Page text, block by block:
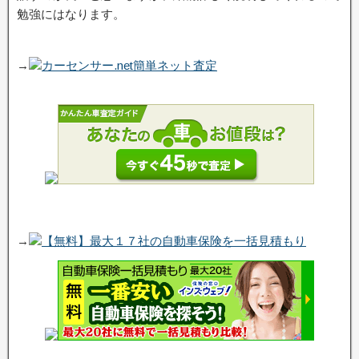
勉強にはなります。
→ カーセンサー.net簡単ネット査定
→ 【無料】最大１７社の自動車保険を一括見積もり